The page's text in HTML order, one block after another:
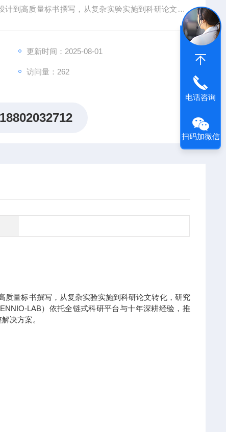
到高质量标书撰写，从复杂实验实施到科研论文转
术实现困难、成果转化乏力。吉奥蓝图（JENNIO-LA
机制研究课题全周期赋能计划"，为科研工作者提供从
更新时间：2025-08-01
访问量：262
18802032712
量标书撰写，从复杂实验实施到科研论文转化，研究
LAB）依托全链式科研平台与十年深耕经验，推
决方案。
电话咨询
扫码加微信